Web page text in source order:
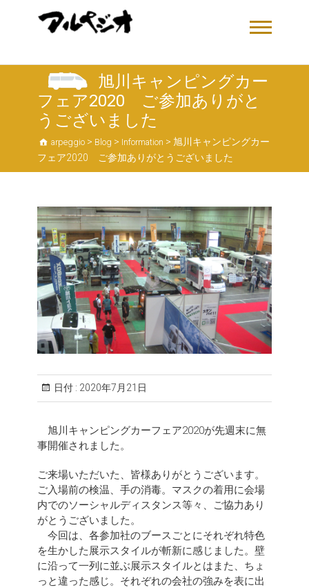
旭川キャンピングカー
フェア2020 ご参加ありがと
うございました
arpeggio > Blog > Information > 旭川キャンピングカー
フェア2020 ご参加ありがとうございました
日付 : 2020年7月21日
旭川キャンピングカーフェア2020が先週末に無
事開催されました。
ご来場いただいた、皆様ありがとうございます。
ご入場前の検温、手の消毒。マスクの着用に会場
内でのソーシャルディスタンス等々、ご協力あり
がとうございました。
今回は、各参加社のブースごとにそれぞれ特色
を生かした展示スタイルが斬新に感じました。壁
に沿って一列に並ぶ展示スタイルとはまた、ちょ
っと違った感じ。それぞれの会社の強みを表に出